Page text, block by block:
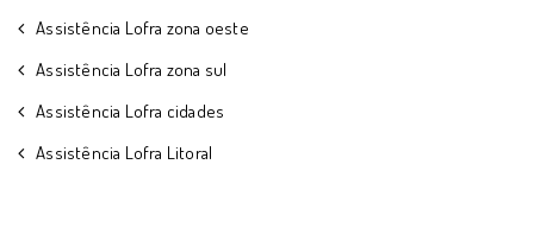
Assistência Lofra zona oeste
Assistência Lofra zona sul
Assistência Lofra cidades
Assistência Lofra Litoral